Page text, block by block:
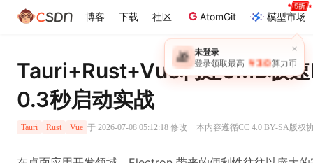
博客 下载 社区 AtomGit 模型市场
Tauri+Rust+Vue构建5MB极
0.3秒启动实战
Tauri Rust Vue 于 2026-07-08 05:12:18 修改· 本内容遵循CC 4.0 BY-SA版权